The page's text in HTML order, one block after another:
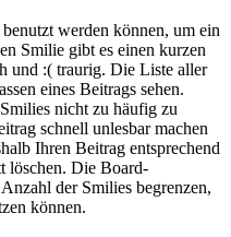
werden können, um ein
Smilie gibt es einen kurzen
und :( traurig. Die Liste aller
eines Beitrags sehen.
nicht zu häufig zu
schnell unlesbar machen
Ihren Beitrag entsprechend
löschen. Die Board-
der Smilies begrenzen,
können.